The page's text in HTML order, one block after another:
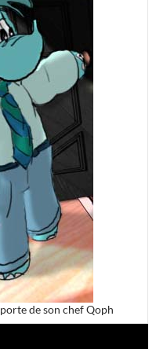
de son chef Qoph